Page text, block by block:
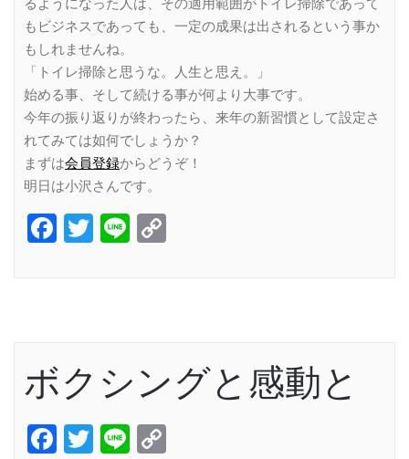
るようになった人は、その適用範囲がトイレ掃除であって
もビジネスであっても、一定の成果は出されるという事か
もしれませんね。
「トイレ掃除と思うな。人生と思え。」
始める事、そして続ける事が何より大事です。
今年の振り返りが終わったら、来年の新習慣として設定さ
れてみては如何でしょうか？
まずは会員登録からどうぞ！
明日は小沢さんです。
Facebook
Twitter
Line
ボクシングと感動と
Facebook
Twitter
Line